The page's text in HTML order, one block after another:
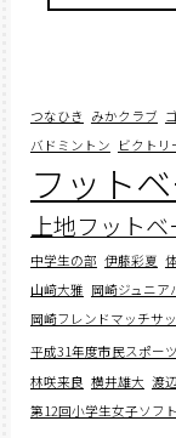
つなひき みかクラブ
バドミントン ビクトリ
フット
上地フット
中学生の部 伊藤彩夏
山﨑大雅 岡崎ジュニア
岡崎フレンドマッチサ
平成31年度市民スポー
林咲来良 横井雄大 渡
第12回小学生女子ソフ